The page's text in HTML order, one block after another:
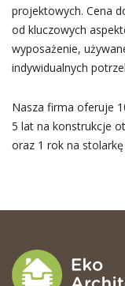
projektowych. Cena
od kluczowych
wyposażenie,
indywidualnych
Nasza firma oferuje
5 lat na konstrukcje
oraz 1 rok na